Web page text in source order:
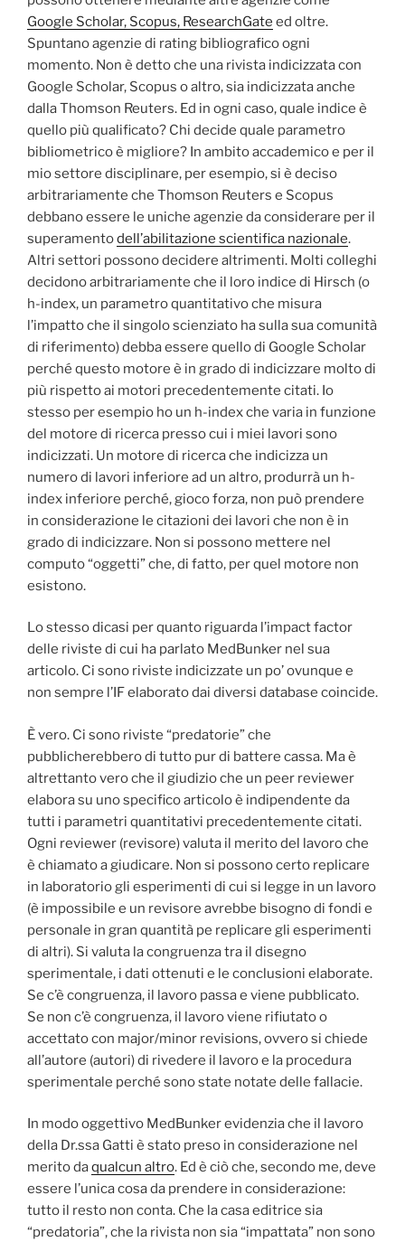
Google Scholar, Scopus, ResearchGate ed oltre.
Spuntano agenzie di rating bibliografico ogni
momento. Non è detto che una rivista indicizzata con
Google Scholar, Scopus o altro, sia indicizzata anche
dalla Thomson Reuters. Ed in ogni caso, quale indice è
quello più qualificato? Chi decide quale parametro
bibliometrico è migliore? In ambito accademico e per il
mio settore disciplinare, per esempio, si è deciso
arbitrariamente che Thomson Reuters e Scopus
debbano essere le uniche agenzie da considerare per il
superamentodell’abilitazione scientifica nazionale.
Altri settori possono decidere altrimenti. Molti colleghi
decidono arbitrariamente che il loro indice di Hirsch (o
h-index, un parametro quantitativo che misura
l’impatto che il singolo scienziato ha sulla sua comunità
di riferimento) debba essere quello di Google Scholar
perché questo motore è in grado di indicizzare molto di
più rispetto ai motori precedentemente citati. Io
stesso per esempio ho un h-index che varia in funzione
del motore di ricerca presso cui i miei lavori sono
indicizzati. Un motore di ricerca che indicizza un
numero di lavori inferiore ad un altro, produrrà un h-
index inferiore perché, gioco forza, non può prendere
in considerazione le citazioni dei lavori che non è in
grado di indicizzare. Non si possono mettere nel
computo “oggetti” che, di fatto, per quel motore non
esistono.
Lo stesso dicasi per quanto riguarda l’impact factor
delle riviste di cui ha parlato MedBunker nel sua
articolo. Ci sono riviste indicizzate un po’ ovunque e
non sempre l’IF elaborato dai diversi database coincide.
È vero. Ci sono riviste “predatorie” che
pubblicherebbero di tutto pur di battere cassa. Ma è
altrettanto vero che il giudizio che un peer reviewer
elabora su uno specifico articolo è indipendente da
tutti i parametri quantitativi precedentemente citati.
Ogni reviewer (revisore) valuta il merito del lavoro che
è chiamato a giudicare. Non si possono certo replicare
in laboratorio gli esperimenti di cui si legge in un lavoro
(è impossibile e un revisore avrebbe bisogno di fondi e
personale in gran quantità pe replicare gli esperimenti
di altri). Si valuta la congruenza tra il disegno
sperimentale, i dati ottenuti e le conclusioni elaborate.
Se c’è congruenza, il lavoro passa e viene pubblicato.
Se non c’è congruenza, il lavoro viene rifiutato o
accettato con major/minor revisions, ovvero si chiede
all’autore (autori) di rivedere il lavoro e la procedura
sperimentale perché sono state notate delle fallacie.
In modo oggettivo MedBunker evidenzia che il lavoro
della Dr.ssa Gatti è stato preso in considerazione nel
merito daqualcun altro. Ed è ciò che, secondo me, deve
essere l’unica cosa da prendere in considerazione:
tutto il resto non conta. Che la casa editrice sia
“predatoria”, che la rivista non sia “impattata” non sono